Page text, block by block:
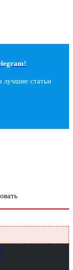
лучшие статьи